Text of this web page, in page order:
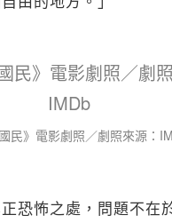
民》電影劇照／劇照來源：
正恐怖之處，問題不在